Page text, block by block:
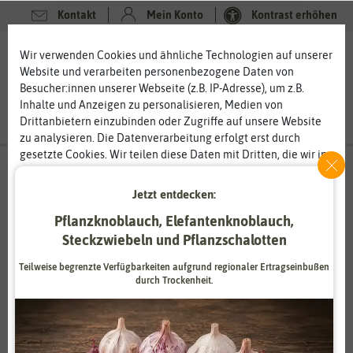
Kontakt Mein Konto Kontrast erhöhen
0 0
aus der Natur in die Natur
Vollschaf ist ein Unternehmen, welches sich auf die
Verarbeitung von Schafwolle spezialisiert hat. Was in der
ein wichtiger Rohstoff sein. Schafwolle wurde schon vor
vielen Jahrhunderten auf den Feldern der Bauern vergraben,
um die hochwertigen Inhaltsstoffe zu nutzen. Heute wird die
Wir verwenden Cookies und ähnliche Technologien auf unserer
Website und verarbeiten personenbezogene Daten von
Besucher:innen unserer Webseite (z.B. IP-Adresse), um z.B.
Inhalte und Anzeigen zu personalisieren, Medien von
Drittanbietern einzubinden oder Zugriffe auf unsere Website
zu analysieren. Die Datenverarbeitung erfolgt erst durch
gesetzte Cookies. Wir teilen diese Daten mit Dritten, die wir in
Die Datenverarbeitung kann mit Einwilligung oder aufgrund
erteilt oder abgelehnt werden. Es besteht das Recht, nicht
einzuwilligen und die Einwilligung zu einem späteren
Informationen zur Verwendung personenbezogener Daten und
den Diensten erklären wir in unsererDaten­schutz­erklärung
Essenziell Statistik
Jetzt entdecken:
Pflanzknoblauch, Elefantenknoblauch,
Steckzwiebeln und Pflanzschalotten
Teilweise begrenzte Verfügbarkeiten aufgrund regionaler Ertragseinbußen
durch Trockenheit.